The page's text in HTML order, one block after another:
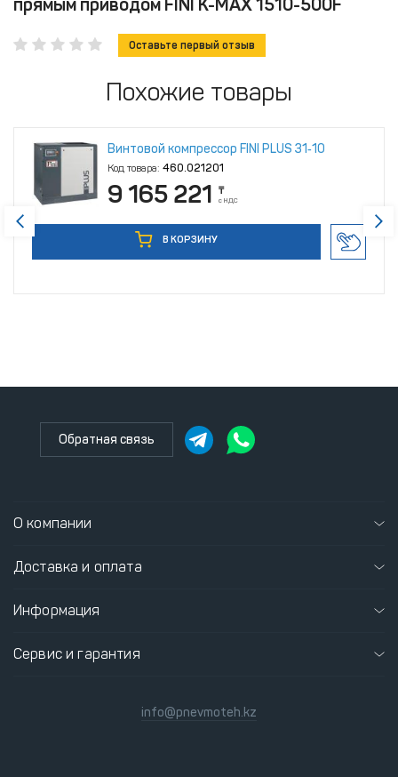
прямым приводом FINI K-MAX 1510-500F
Оставьте первый отзыв
Похожие товары
Винтовой компрессор FINI PLUS 31‑10
Код товара: 460.021201
9 165 221 ₸
с НДС
В КОРЗИНУ
Обратная связь
О компании
Доставка и оплата
Информация
Сервис и гарантия
info@pnevmoteh.kz